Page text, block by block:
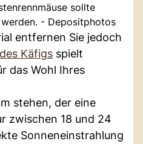
sollte
- Depositphotos
entfernen Sie jedoch
Käfigs spielt
das Wohl Ihres
stehen, der eine
zwischen 18 und 24
Sonneneinstrahlung